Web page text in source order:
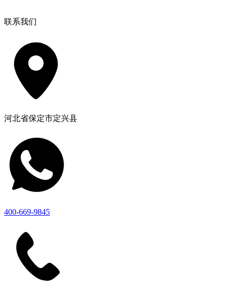
联系我们
河北省保定市定兴县
400-669-9845